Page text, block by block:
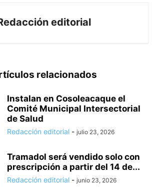
editorial
relacionados
Instalan en Cosoleacaque el
Comité Municipal Intersectorial
de Salud
Redacción editorial - julio 23, 2026
Tramadol será vendido solo con
prescripción a partir del 14 de...
Redacción editorial - junio 23, 2026